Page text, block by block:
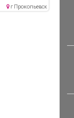
г Прокопьевск